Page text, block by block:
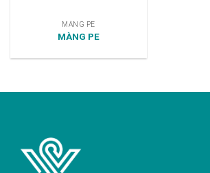
MÀNG PE
MÀNG PE